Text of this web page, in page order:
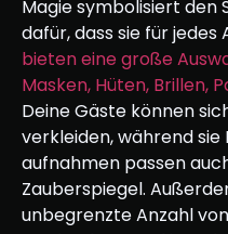
Magie symbolisiert den
dafür, dass sie für jedes
bieten eine große
Masken, Hüten, Brillen,
Deine Gäste können
verkleiden, während
aufnahmen passen
Zauberspiegel.
unbegrenzte Anzahl